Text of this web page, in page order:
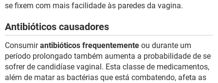
se fixem com mais facilidade às paredes da vagina.
Antibióticos causadores
Consumirantibióticos frequentemente ou durante um
período prolongado também aumenta a probabilidade de se
sofrer de candidíase vaginal. Esta classe de medicamentos,
além de matar as bactérias que está combatendo, afeta as